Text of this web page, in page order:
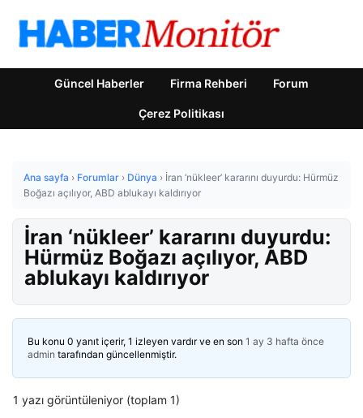
Güncel Haberler Firma Rehberi Forum
Çerez Politikası
Ana sayfa › Forumlar › Dünya › İran ‘nükleer’ kararını duyurdu: Hürmüz
Boğazı açılıyor, ABD ablukayı kaldırıyor
İran ‘nükleer’ kararını duyurdu:
Hürmüz Boğazı açılıyor, ABD
ablukayı kaldırıyor
Bu konu 0 yanıt içerir, 1 izleyen vardır ve en son 1 ay 3 hafta önce
admin tarafından güncellenmiştir.
1 yazı görüntüleniyor (toplam 1)